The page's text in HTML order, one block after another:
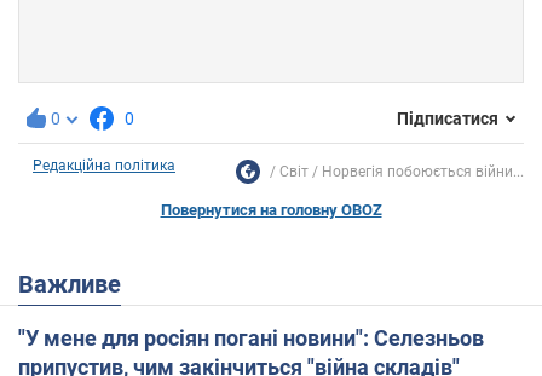
0 0 Підписатися
Редакційна політика Світ Норвегія побоюється війни...
Повернутися на головну OBOZ
Важливе
"У мене для росіян погані новини": Селезньов
припустив, чим закінчиться "війна складів"